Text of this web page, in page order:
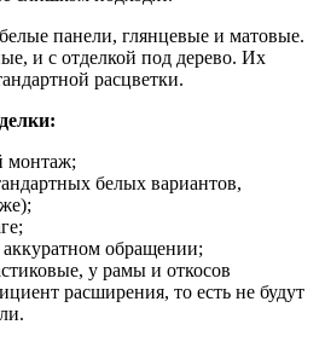
панели, глянцевые и матовые.
и с отделкой под дерево. Их
расцветки.
монтаж;
белых вариантов,
аккуратном обращении;
у рамы и откосов
расширения, то есть не будут